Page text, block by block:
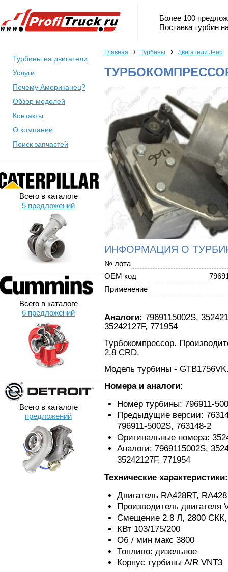
Более 100
Поставка турбин
Турбины на двигатели
Услуги
Почему Американец?
Обзор моделей
Контакты
О компании
Поиск запчастей
Всего в каталоге
5 предложений
Всего в каталоге
6 предложений
Всего в каталоге
предложений
Главная › Турбины › Двигатели Jeep
ТУРБОКОМПРЕССОР
ИНФОРМАЦИЯ О
№ лота
OEM код
Применение
Аналоги: 7969115002S,
35242127F, 771954
Турбокомпрессор.
2.8 CRD.
Модель турбины -
Номера и аналоги:
Номер турбины: 796911-
Предыдущие версии:
796911-5002S, 763148-2
Оригинальные номера:
Аналоги: 7969115002S,
35242127F, 771954
Технические характеристики:
Двигатель RA428RT,
Производитель двигателя
Смещение 2.8 Л, 2800
КВт 103/175/200
Об / мин макс 3800
Топливо: дизельное
Корпус турбины A/R VNT3